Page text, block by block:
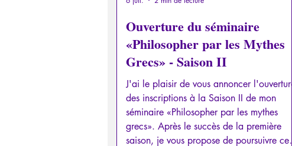
Intelligence artificielle
Ouverture du séminaire
«Philosopher par les Mythes
Grecs» - Saison II
J'ai le plaisir de vous annoncer l'ouverture
des inscriptions à la Saison II de mon
séminaire «Philosopher par les mythes
grecs». Après le succès de la première
saison, je vous propose de poursuivre ce